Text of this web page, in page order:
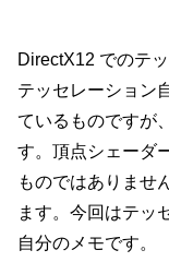
DirectX12 でのテ
テッセレーション
ているものですが
す。頂点シェーダ
ものではありませ
ます。今回はテッ
自分のメモです。